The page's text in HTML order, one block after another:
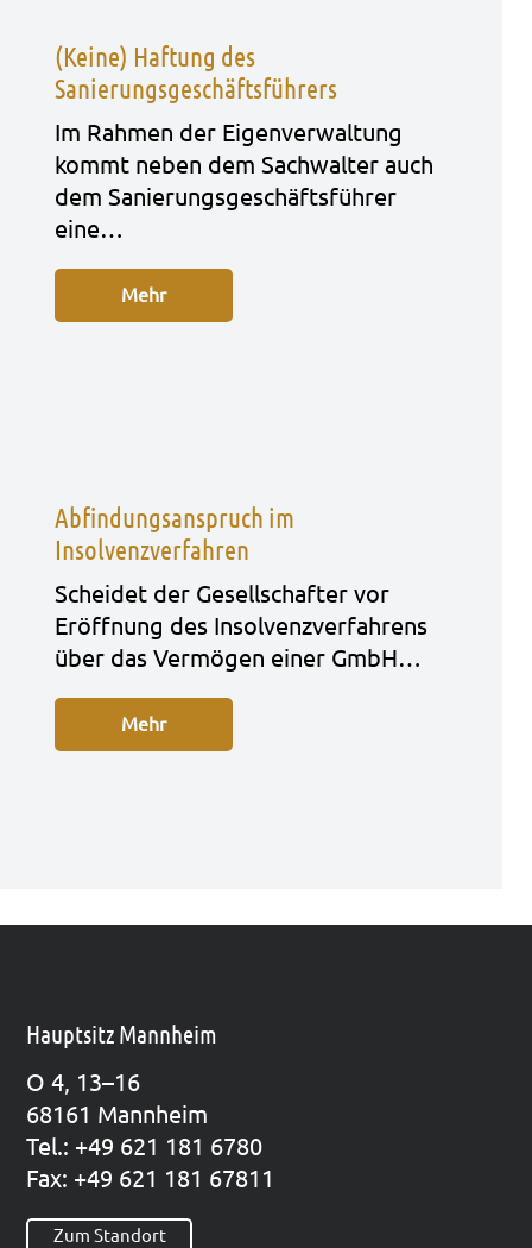
(Keine) Haftung des
Sanierungsgeschäftsführers
Im Rah­men der Eigen­ver­wal­tung
kommt neben dem Sach­wal­ter auch
dem Sanie­rungs­ge­schäfts­füh­rer
eine…
Mehr
Abfindungsanspruch im
Insolvenzverfahren
Schei­det der Gesell­schaf­ter vor
Eröff­nung des Insol­venz­ver­fah­rens
über das Ver­mö­gen einer GmbH…
Mehr
Hauptsitz Mannheim
O 4, 13–16
68161 Mann­heim
Tel.: +49 621 181 6780
Fax: +49 621 181 67811
Zum Standort